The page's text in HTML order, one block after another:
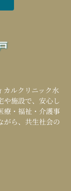
カルクリニック水
や施設で、安心し
療・福祉・介護事
がら、共生社会の